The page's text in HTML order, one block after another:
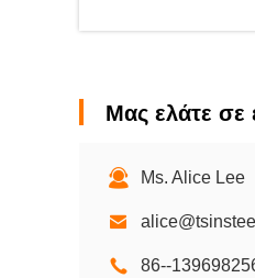
Μας ελάτε σε
Ms. Alice Lee
86--